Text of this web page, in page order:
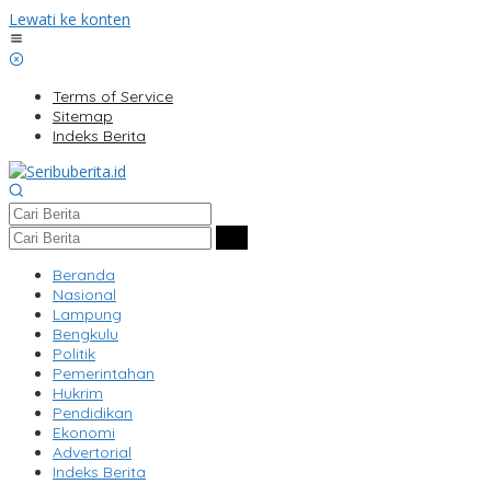
Lewati ke konten
Terms of Service
Sitemap
Indeks Berita
Beranda
Nasional
Lampung
Bengkulu
Politik
Pemerintahan
Hukrim
Pendidikan
Ekonomi
Advertorial
Indeks Berita